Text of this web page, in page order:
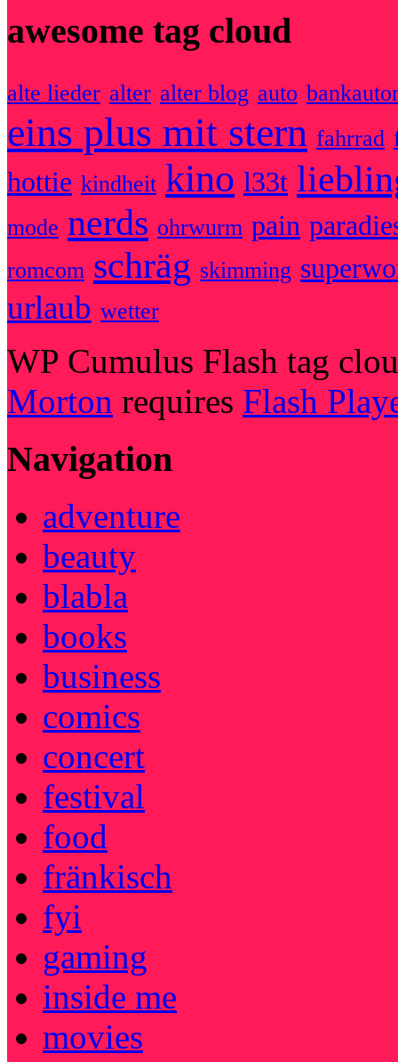
awesome tag cloud
alte lieder alter alter blog auto
eins plus mit stern fahrrad
hottie kindheit kino l33t
mode nerds ohrwurm pain
romcom schräg skimming
urlaub wetter
WP Cumulus Flash tag
Morton requires Flash
Navigation
adventure
beauty
blabla
books
business
comics
concert
festival
food
fränkisch
fyi
gaming
inside me
movies